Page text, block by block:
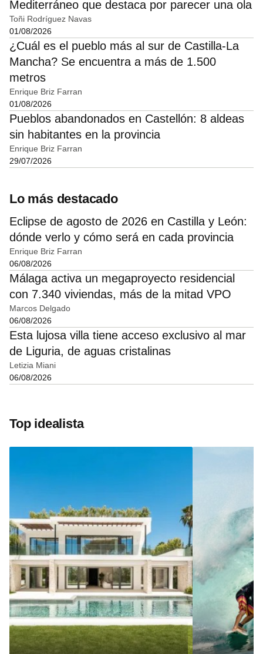
Mediterráneo que destaca por parecer una ola
Toñi Rodríguez Navas
01/08/2026
¿Cuál es el pueblo más al sur de Castilla-La
Mancha? Se encuentra a más de 1.500
metros
Enrique Briz Farran
01/08/2026
Pueblos abandonados en Castellón: 8 aldeas
sin habitantes en la provincia
Enrique Briz Farran
29/07/2026
Lo más destacado
Eclipse de agosto de 2026 en Castilla y León:
dónde verlo y cómo será en cada provincia
Enrique Briz Farran
06/08/2026
Málaga activa un megaproyecto residencial
con 7.340 viviendas, más de la mitad VPO
Marcos Delgado
06/08/2026
Esta lujosa villa tiene acceso exclusivo al mar
de Liguria, de aguas cristalinas
Letizia Miani
06/08/2026
Top idealista